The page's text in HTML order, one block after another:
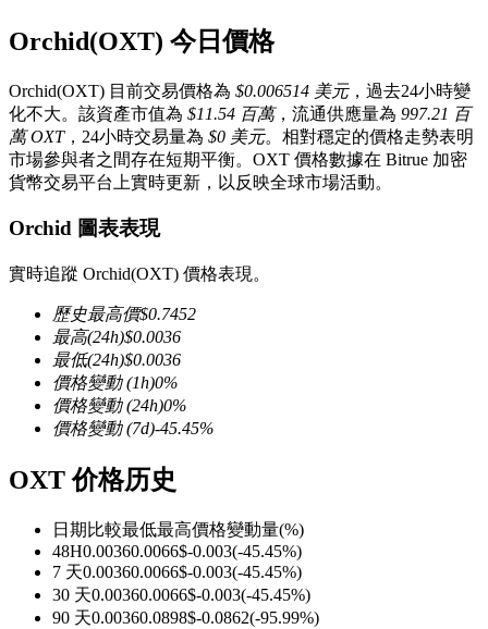
USDT永續
以數字貨幣為保證金的永續合約
TradFi
Orchid(OXT) 今日價格
Orchid(OXT) 目前交易價格為 $0.006514 美元，過去24小時變
化不大。該資產市值為 $11.54 百萬，流通供應量為 997.21 百
萬 OXT，24小時交易量為 $0 美元。相對穩定的價格走勢表明
市場參與者之間存在短期平衡。OXT 價格數據在 Bitrue 加密
貨幣交易平台上實時更新，以反映全球市場活動。
Orchid 圖表表現
實時追蹤 Orchid(OXT) 價格表現。
歷史最高價$0.7452
最高(24h)$0.0036
最低(24h)$0.0036
價格變動(1h)0%
價格變動(24h)0%
價格變動(7d)-45.45%
OXT 价格历史
日期比較最低最高價格變動量(%)
48H0.00360.0066$-0.003(-45.45%)
7 天0.00360.0066$-0.003(-45.45%)
30 天0.00360.0066$-0.003(-45.45%)
90 天0.00360.0898$-0.0862(-95.99%)